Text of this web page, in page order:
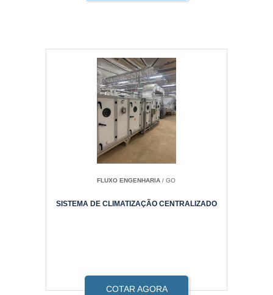
FLUXO ENGENHARIA / GO
SISTEMA DE CLIMATIZAÇÃO CENTRALIZADO
COTAR AGORA